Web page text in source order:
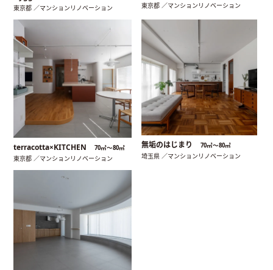
東京都 ／マンションリノベーション 東京都 ／マンションリノベーション
terracotta×KITCHEN 70㎡〜80㎡
東京都 ／マンションリノベーション
無垢のはじまり 70㎡〜80㎡
埼玉県 ／マンションリノベーション